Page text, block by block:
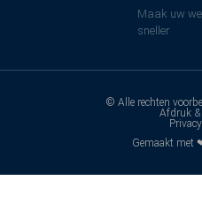
Maak uw
sneller
© Alle rechten
Afdruk &
Gemaakt met